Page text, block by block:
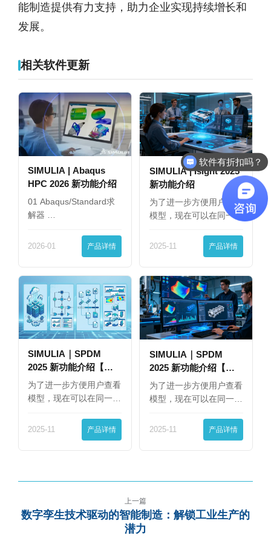
能制造提供有力支持，助力企业实现持续增长和
发展。
相关软件更新
SIMULIA | Abaqus
HPC 2026 新功能介绍
01 Abaqus/Standard求
解器 …
2026-01 产品详情
SIMULIA | Isight 2025
新功能介绍
为了进一步方便用户查看
模型，现在可以在同一
2025-11 产品详情
SIMULIA｜SPDM
2025 新功能介绍【下
篇】
为了进一步方便用户查看
模型，现在可以在同一
2025-11 产品详情
SIMULIA｜SPDM
2025 新功能介绍【上
篇】
为了进一步方便用户查看
模型，现在可以在同一
2025-11 产品详情
上一篇
数字孪生技术驱动的智能制造：解锁工业生产的
潜力
软件有折扣吗？